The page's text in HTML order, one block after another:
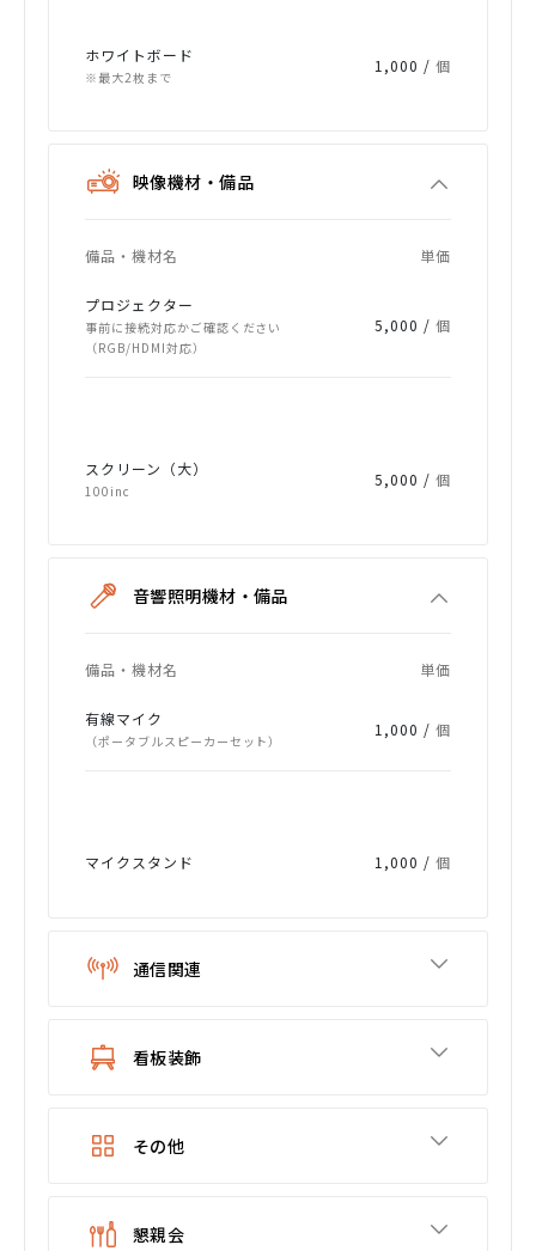
ホワイトボード
※最大2枚まで
1,000 /個
映像機材・備品
備品・機材名 単価
プロジェクター
事前に接続対応かご確認ください
（RGB/HDMI対応）
5,000 /個
スクリーン（大）
100inc
5,000 /個
音響照明機材・備品
備品・機材名 単価
有線マイク
（ポータブルスピーカーセット）
1,000 /個
マイクスタンド 1,000 /個
通信関連
看板装飾
その他
懇親会